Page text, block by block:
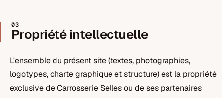
03
Propriété intellectuelle
L'ensemble du présent site (textes, photographies,
logotypes, charte graphique et structure) est la propriété
exclusive de Carrosserie Selles ou de ses partenaires